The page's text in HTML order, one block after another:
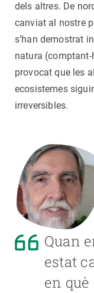
dels altres. De
canviat al nostre
s’han demostrat
natura
provocat que les
ecosistemes
irreversibles.
Quan
estat
en